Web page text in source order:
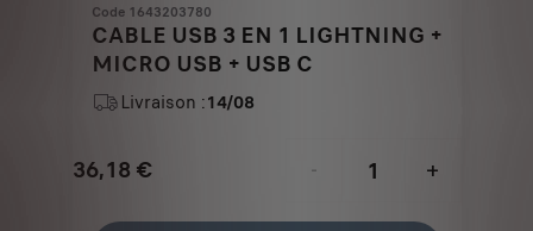
Code 1643203780
CABLE USB 3 EN 1 LIGHTNING +
MICRO USB + USB C
Livraison :14/08
36,18 €
Price
-
+
Quantity